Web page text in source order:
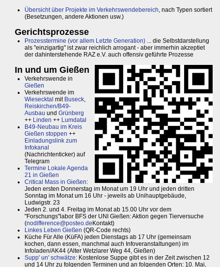
Übersicht über Projekte im Verkehrswendebereich, nach Typen sortiert
(Besetzungen, andere Aktionen usw.)
Gerichtsprozesse
Prozesstermine (vor allem Letzte Generation) ... die Selbstdarstellung
als "einzigartig" ist zwar reichlich arrogant - aber immerhin akzeptiet
der dahinterstehende RAZ e.V. auch offensiv geführte Prozesse
In und um Gießen
Verkehrswende in
Gießen
Verkehrswende im
Wiesecktal mit Buseck,
Reiskirchen/B49-
Ausbau und Grünberg
++ Linden ++ Lumdatal
B49-Neubau im Kreis
Gießen stoppen ++
Einladungslink zum
Infokanal
(Nachrichtenticker) auf
Telegram
Termine Lokale Agenda
21 in Gießen
Critical Mass in Gießen:
Jeden ersten Donnerstag im Monat um 19 Uhr und jeden dritten
Sonntag im Monat um 16 Uhr - jeweils ab Unihauptgebäude,
Ludwigstr. 23
Jeden 2. und 4. Freitag im Monat ab 15.00 Uhr vor dem
"Forschungs"labor BFS der UNI Gießen: Aktion gegen Tierversuche
(nodifference@posteo.de Kontakt)
Linkes Leben Gießen (QR-Code rechts)
Küche Für Alle (KüFA) jeden Dienstags ab 17 Uhr (gemeinsam
kochen, dann essen, manchmal auch Infoveranstaltungen) im
Infoladen/AK44 (Alter Wetzlarer Weg 44, Gießen)
Supp' un' schwätze: Kostenlose Suppe gibt es in der Zeit zwischen 12
und 14 Uhr zu folgenden Terminen und an folgenden Orten: 10. Mai,